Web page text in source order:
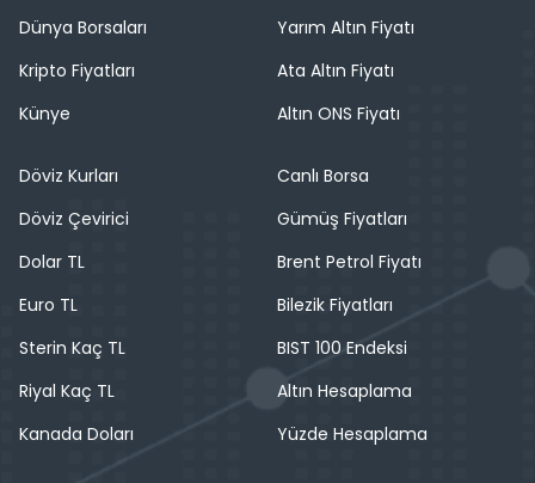
Dünya Borsaları
Kripto Fiyatları
Künye
Yarım Altın Fiyatı
Ata Altın Fiyatı
Altın ONS Fiyatı
Döviz Kurları
Döviz Çevirici
Dolar TL
Euro TL
Sterin Kaç TL
Riyal Kaç TL
Kanada Doları
Canlı Borsa
Gümüş Fiyatları
Brent Petrol Fiyatı
Bilezik Fiyatları
BIST 100 Endeksi
Altın Hesaplama
Yüzde Hesaplama